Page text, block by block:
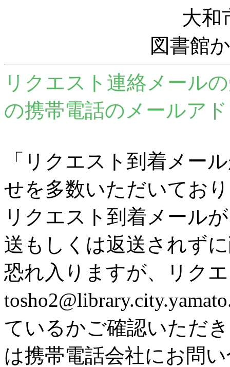
大和
図書館
リクエスト連絡メール
の携帯電話のメールア
「リクエスト到着メー
せを多数いただいてお
リクエスト到着メール
送もしくは返送されず
恐れ入りますが、リク
ているかご確認いただ
は携帯電話会社にお問